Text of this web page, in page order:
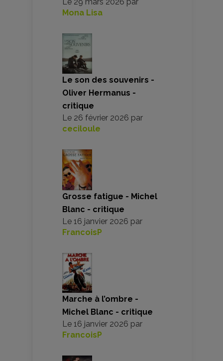
Mona Lisa
Le son des souvenirs -
Oliver Hermanus -
critique
Le 26 février 2026 par
ceciloule
Grosse fatigue - Michel
Blanc - critique
Le 16 janvier 2026 par
FrancoisP
Marche à l’ombre -
Michel Blanc - critique
Le 16 janvier 2026 par
FrancoisP